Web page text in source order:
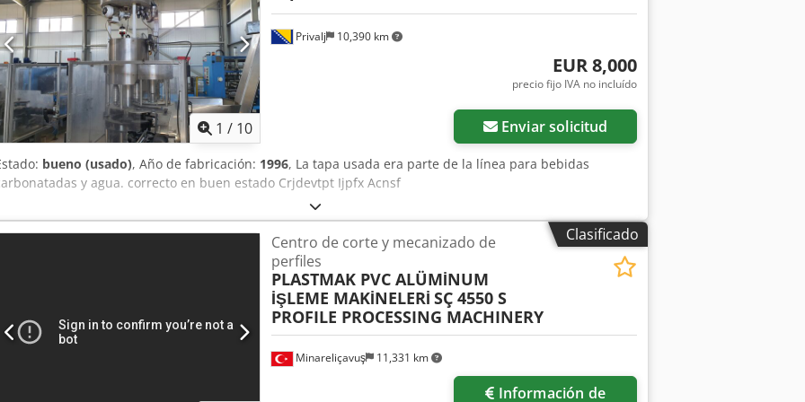
máxima por lado de columna: 8.100 kg Capacidad máxima por estante: 900 kg cada uno 12) Pantógrafo
de cabezal único – Rinaldi Magnum 360I Año de fabricación: 2003 La máquina permite el
en los cuatro lados sin necesidad de reposicionar la pieza, garantizando máxima precisión y
operativa.
1 / 10
Privalj 10,390 km
EUR 8,000
precio fijo IVA no incluído
Enviar solicitud
bueno (usado), Año de fabricación: 1996, La tapa usada era parte de la línea para bebidas
y agua. correcto en buen estado Crjdevtpt Ijpfx Acnsf
Clasificado
Minareliçavuş 11,331 km
Centro de corte y mecanizado de
perfiles
PLASTMAK PVC ALÜMİNUM
İŞLEME MAKİNELERİ SÇ 4550 S
PROFILE PROCESSING MACHINERY